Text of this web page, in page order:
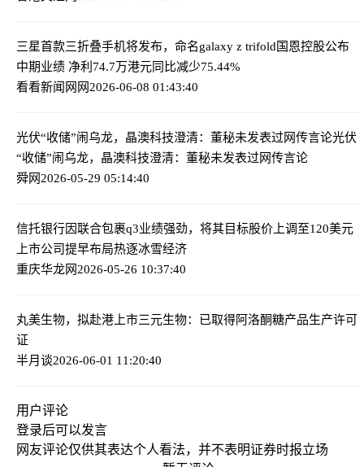
三星首款三折叠手机将发布，命名galaxy z trifold国恩控股公布
中期业绩 净利74.7万港元同比减少75.44%
看看新闻网网2026-06-08 01:43:40
光伏“收储”闹乌龙，晶澳科技澄清：董秘未发表过网传言论光伏
“收储”闹乌龙，晶澳科技澄清：董秘未发表过网传言论
舜网2026-05-29 05:14:40
信托银行因联合包裹q3业绩强劲，将其目标股价上调至120美元
上市公司提早布局热逐冰雪经济
重庆华龙网2026-05-26 10:37:40
丸美生物，拟赴港上市三元生物：已取得阿洛酮糖产品生产许可
证
半月谈2026-06-01 11:20:40
用户评论
登录后可以发言
网友评论仅供其表达个人看法，并不表明证券时报立场